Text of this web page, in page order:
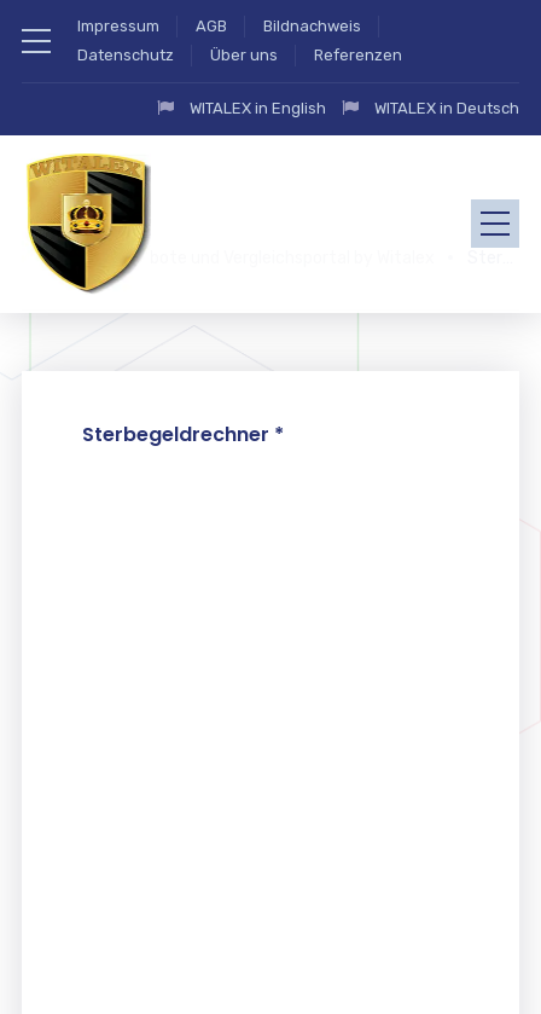
Impressum AGB
Bildnachweis
Datenschutz
Über uns Referenzen
WITALEX in English WITALEX in Deutsch
zahlung.eu Angebote und Vergleichsportal by Witalex
Sterbegeldrechner *